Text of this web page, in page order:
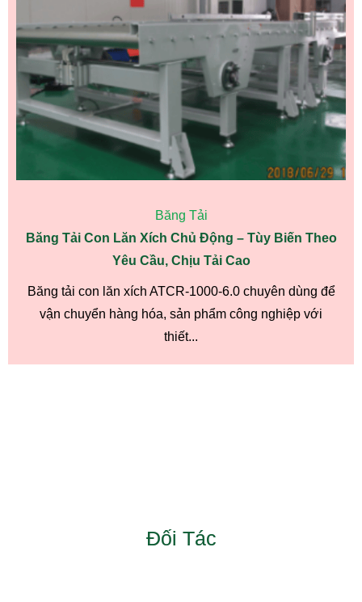
Băng Tải
Băng Tải Con Lăn Xích Chủ Động – Tùy Biến Theo
Yêu Cầu, Chịu Tải Cao
Băng tải con lăn xích ATCR-1000-6.0 chuyên dùng để
vận chuyển hàng hóa, sản phẩm công nghiệp với
thiết...
Đối Tác